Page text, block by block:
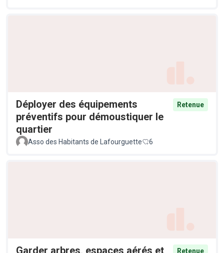
Déployer des équipements
préventifs pour démoustiquer le
quartier
Retenue
Asso des Habitants de Lafourguette 6
Retenue